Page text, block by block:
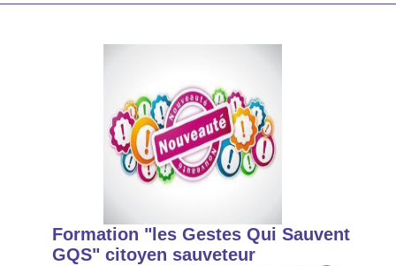
Formation "les Gestes Qui Sauvent
GQS" citoyen sauveteur